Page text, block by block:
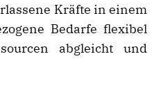
Kräfte in einem
Bedarfe flexibel
abgleicht und